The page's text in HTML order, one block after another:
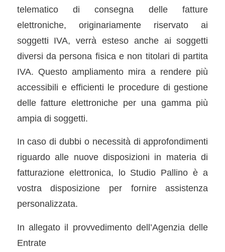
telematico di consegna delle fatture
elettroniche, originariamente riservato ai
soggetti IVA, verrà esteso anche ai soggetti
diversi da persona fisica e non titolari di partita
IVA. Questo ampliamento mira a rendere più
accessibili e efficienti le procedure di gestione
delle fatture elettroniche per una gamma più
ampia di soggetti.
In caso di dubbi o necessità di approfondimenti
riguardo alle nuove disposizioni in materia di
fatturazione elettronica, lo Studio Pallino è a
vostra disposizione per fornire assistenza
personalizzata.
In allegato il provvedimento dell’Agenzia delle
Entrate